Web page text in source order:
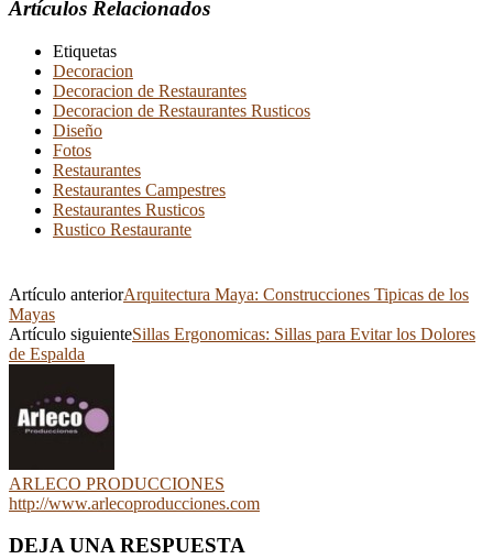
Artículos Relacionados
Etiquetas
Decoracion
Decoracion de Restaurantes
Decoracion de Restaurantes Rusticos
Diseño
Fotos
Restaurantes
Restaurantes Campestres
Restaurantes Rusticos
Rustico Restaurante
Artículo anteriorArquitectura Maya: Construcciones Tipicas de los
Mayas
Artículo siguienteSillas Ergonomicas: Sillas para Evitar los Dolores
de Espalda
ARLECO PRODUCCIONES
http://www.arlecoproducciones.com
DEJA UNA RESPUESTA